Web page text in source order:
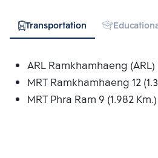
Transportation
ARL Ramkhamhaeng (ARL)
MRT Ramkhamhaeng 12
MRT Phra Ram 9 (1.982 Km.)